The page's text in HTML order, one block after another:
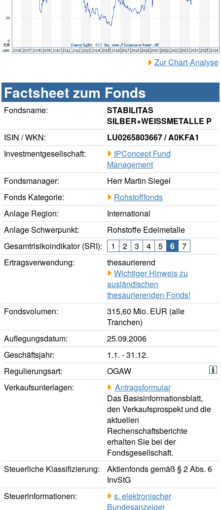
Zur Chart-Analyse
Factsheet zum Fonds
Fondsname:
STABILITAS
SILBER+WEISSMETALLE P
ISIN / WKN:
LU0265803667 / A0KFA1
Investmentgesellschaft:
IPConcept Fund
Management
Fondsmanager:
Herr Martin Siegel
Fonds Kategorie:
Rohstofffonds
Anlage Region:
International
Anlage Schwerpunkt:
Rohstoffe Edelmetalle
Gesamtrisikoindikator (SRI):
1 2 3 4 5 6
7
Ertragsverwendung:
thesaurierend
Wichtiger Hinweis zu
ausländischen
thesaurierenden Fonds!
Fondsvolumen:
315,60 Mio. EUR (alle
Tranchen)
Auflegungsdatum:
25.09.2006
Geschäftsjahr:
1.1. - 31.12.
Regulierungsart:
OGAW
Verkaufsunterlagen:
Antragsformular
Das Basisinformationsblatt,
den Verkaufsprospekt und die
aktuellen
Rechenschaftsberichte
erhalten Sie bei der
Fondsgesellschaft.
Steuerliche Klassifizierung:
Aktienfonds gemäß § 2 Abs. 6
InvStG
Steuerinformationen:
s. elektronischer
Bundesanzeiger